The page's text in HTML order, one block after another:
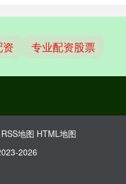
专业配资股票
RSS地图 HTML地图
2026